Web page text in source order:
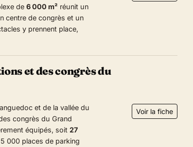
de 6 000 m² réunit un
centre de congrès et un
y prennent place,
et des congrès du
et de la vallée du
congrès du Grand
équipés, soit 27
000 places de parking
Voir la fiche